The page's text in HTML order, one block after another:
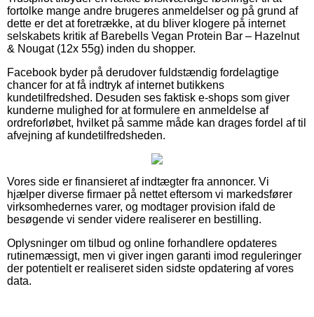
fortolke mange andre brugeres anmeldelser og på grund af
dette er det at foretrække, at du bliver klogere på internet
selskabets kritik af Barebells Vegan Protein Bar – Hazelnut
& Nougat (12x 55g) inden du shopper.
Facebook byder på derudover fuldstændig fordelagtige
chancer for at få indtryk af internet butikkens
kundetilfredshed. Desuden ses faktisk e-shops som giver
kunderne mulighed for at formulere en anmeldelse af
ordreforløbet, hvilket på samme måde kan drages fordel af til
afvejning af kundetilfredsheden.
Vores side er finansieret af indtægter fra annoncer. Vi
hjælper diverse firmaer på nettet eftersom vi markedsfører
virksomhedernes varer, og modtager provision ifald de
besøgende vi sender videre realiserer en bestilling.
Oplysninger om tilbud og online forhandlere opdateres
rutinemæssigt, men vi giver ingen garanti imod reguleringer
der potentielt er realiseret siden sidste opdatering af vores
data.